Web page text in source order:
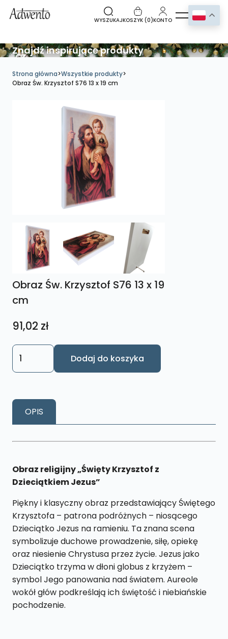
WYSZUKAJKOSZYK (0)KONTO
Znajdź inspirujące produkty
Strona główna>Wszystkie produkty>
Obraz Św. Krzysztof S76 13 x 19 cm
Obraz Św. Krzysztof S76 13 x 19
cm
91,02 zł
ilość
Obraz
S76
19
Dodaj do koszyka
OPIS
Obraz religijny „Święty Krzysztof z
Dzieciątkiem Jezus”
Piękny i klasyczny obraz przedstawiający Świętego
Krzysztofa – patrona podróżnych – niosącego
Dzieciątko Jezus na ramieniu. Ta znana scena
symbolizuje duchowe prowadzenie, siłę, opiekę
oraz niesienie Chrystusa przez życie. Jezus jako
Dzieciątko trzyma w dłoni globus z krzyżem –
symbol Jego panowania nad światem. Aureole
wokół głów podkreślają ich świętość i niebiańskie
pochodzenie.